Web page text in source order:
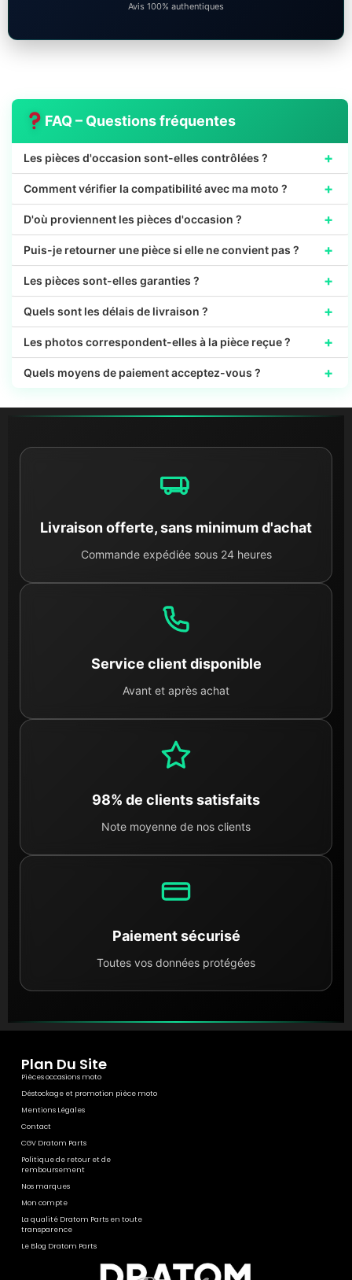
Avis 100% authentiques
FAQ – Questions fréquentes
Les pièces d'occasion sont-elles contrôlées ? +
Comment vérifier la compatibilité avec ma moto ? +
D'où proviennent les pièces d'occasion ? +
Puis-je retourner une pièce si elle ne convient pas ? +
Les pièces sont-elles garanties ? +
Quels sont les délais de livraison ? +
Les photos correspondent-elles à la pièce reçue ? +
Quels moyens de paiement acceptez-vous ? +
Livraison offerte, sans minimum d'achat
Commande expédiée sous 24 heures
Service client disponible
Avant et après achat
98% de clients satisfaits
Note moyenne de nos clients
Paiement sécurisé
Toutes vos données protégées
Plan Du Site
Pièces occasions moto
Déstockage et promotion pièce moto
Mentions Légales
Contact
CGV Dratom Parts
Politique de retour et de
remboursement
Nos marques
Mon compte
La qualité Dratom Parts en toute
transparence
Le Blog Dratom Parts